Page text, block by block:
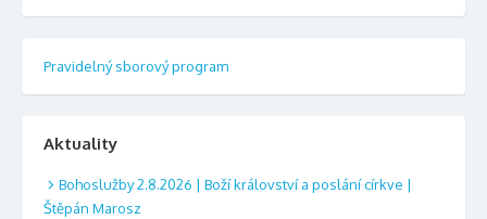
Pravidelný sborový program
Aktuality
Bohoslužby 2.8.2026 | Boží království a poslání církve |
Štěpán Marosz